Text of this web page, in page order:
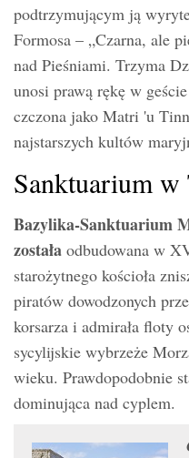
podtrzymującym ją
Formosa – „Czarna, ale
nad Pieśniami. Trzyma
unosi prawą rękę w
czczona jako Matri 'u
najstarszych kultów
Sanktuarium
Bazylika-Sanktuarium
została odbudowana w
starożytnego kościoła
piratów dowodzonych
korsarza i admirała floty
sycylijskie wybrzeże
wieku. Prawdopodobnie
dominująca nad cyplem.